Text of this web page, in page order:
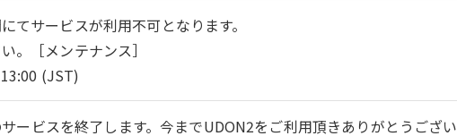
てサービスが利用不可となります。
。［メンテナンス］
(JST)
ービスを終了します。今までUDON2をご利用頂きありがとうござい